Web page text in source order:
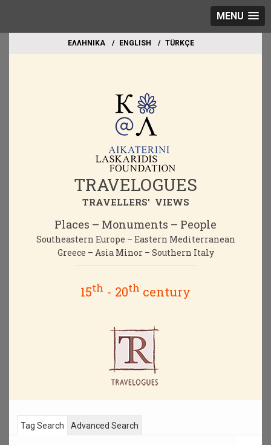
MENU
EΛΛΗΝΙΚΑ ΕΝGLISH TÜRKÇE
TRAVELOGUES
TRAVELLERS' VIEWS
Places – Monuments – People
Southeastern Europe – Eastern Mediterranean
Greece – Asia Minor – Southern Italy
15th - 20th century
Tag Search Advanced Search